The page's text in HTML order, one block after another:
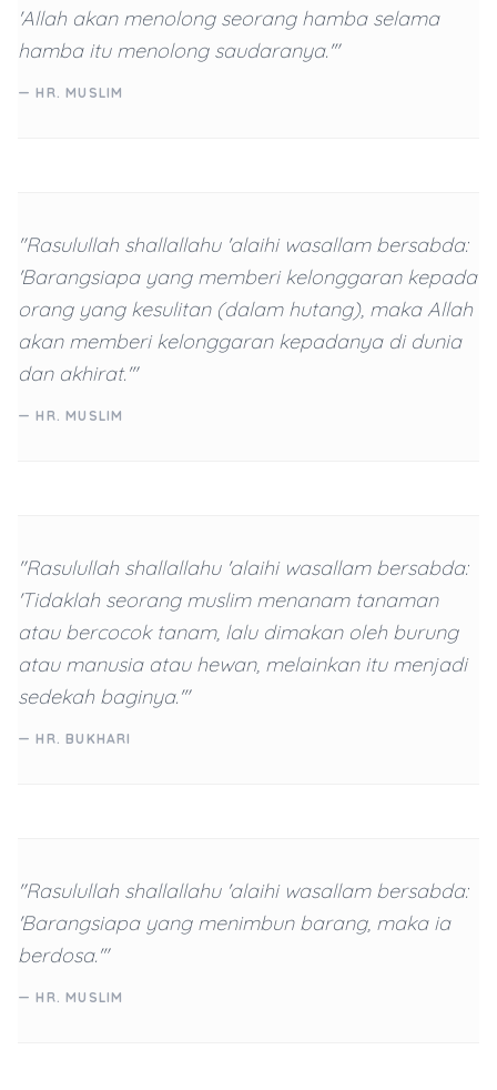
'Allah akan menolong seorang hamba selama
hamba itu menolong saudaranya.'"
— HR. MUSLIM
"Rasulullah shallallahu 'alaihi wasallam bersabda:
'Barangsiapa yang memberi kelonggaran kepada
orang yang kesulitan (dalam hutang), maka Allah
akan memberi kelonggaran kepadanya di dunia
dan akhirat.'"
— HR. MUSLIM
"Rasulullah shallallahu 'alaihi wasallam bersabda:
'Tidaklah seorang muslim menanam tanaman
atau bercocok tanam, lalu dimakan oleh burung
atau manusia atau hewan, melainkan itu menjadi
sedekah baginya.'"
— HR. BUKHARI
"Rasulullah shallallahu 'alaihi wasallam bersabda:
'Barangsiapa yang menimbun barang, maka ia
berdosa.'"
— HR. MUSLIM